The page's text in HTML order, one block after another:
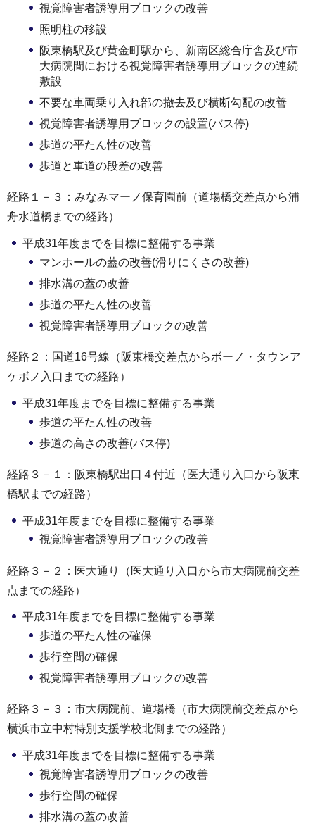
視覚障害者誘導用ブロックの改善
照明柱の移設
阪東橋駅及び黄金町駅から、新南区総合庁舎及び市
大病院間における視覚障害者誘導用ブロックの連続
敷設
不要な車両乗り入れ部の撤去及び横断勾配の改善
視覚障害者誘導用ブロックの設置(バス停)
歩道の平たん性の改善
歩道と車道の段差の改善
経路１－３：みなみマーノ保育園前（道場橋交差点から浦
舟水道橋までの経路）
平成31年度までを目標に整備する事業
マンホールの蓋の改善(滑りにくさの改善)
排水溝の蓋の改善
歩道の平たん性の改善
視覚障害者誘導用ブロックの改善
経路２：国道16号線（阪東橋交差点からボーノ・タウンア
ケボノ入口までの経路）
平成31年度までを目標に整備する事業
歩道の平たん性の改善
歩道の高さの改善(バス停)
経路３－１：阪東橋駅出口４付近（医大通り入口から阪東
橋駅までの経路）
平成31年度までを目標に整備する事業
視覚障害者誘導用ブロックの改善
経路３－２：医大通り（医大通り入口から市大病院前交差
点までの経路）
平成31年度までを目標に整備する事業
歩道の平たん性の確保
歩行空間の確保
視覚障害者誘導用ブロックの改善
経路３－３：市大病院前、道場橋（市大病院前交差点から
横浜市立中村特別支援学校北側までの経路）
平成31年度までを目標に整備する事業
視覚障害者誘導用ブロックの改善
歩行空間の確保
排水溝の蓋の改善